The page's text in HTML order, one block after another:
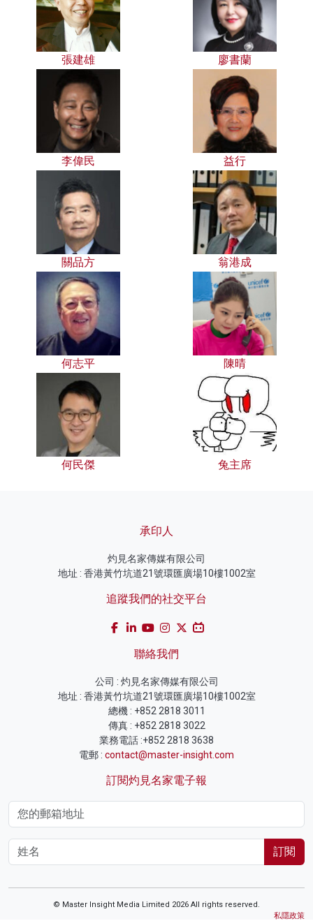
張建雄 廖書蘭
李偉民 益行
關品方 翁港成
何志平 陳晴
何民傑 兔主席
承印人
灼見名家傳媒有限公司
地址 : 香港黃竹坑道21號環匯廣場10樓1002室
追蹤我們的社交平台
聯絡我們
公司 : 灼見名家傳媒有限公司
地址 : 香港黃竹坑道21號環匯廣場10樓1002室
總機 : +852 2818 3011
傳真 : +852 2818 3022
業務電話 :+852 2818 3638
電郵 : contact@master-insight.com
訂閱灼見名家電子報
訂閱
© Master Insight Media Limited 2026 All rights reserved.
私隱政策